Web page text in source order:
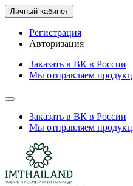
Личный кабинет
Регистрация
Авторизация
Заказать в ВК в России
Мы отправляем
Заказать в ВК в России
Мы отправляем